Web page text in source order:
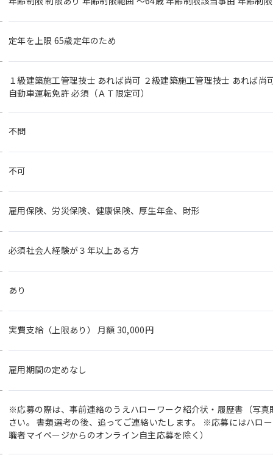
定年を上限 65歳定年のため
１級建築施工管理技士 あれば尚可 ２級建築施工管理技士 あれば尚
自動車運転免許 必須（ＡＴ限定可）
不問
不可
雇用保険、労災保険、健康保険、厚生年金、財形
必須社会人経験が３年以上ある方
あり
実費支給（上限あり） 月額 30,000円
雇用期間の定めなし
※応募の際は、事前連絡のうえハローワーク紹介状・履歴書（写
さい。 書類選考の後、追ってご連絡いたします。 ※応募にはハロ
職者マイページからのオンライン自主応募を除く）